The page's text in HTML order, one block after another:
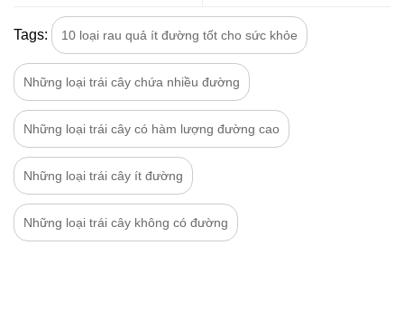
Tags: 10 loại rau quả ít đường tốt cho sức khỏe
Những loại trái cây chứa nhiều đường
Những loại trái cây có hàm lượng đường cao
Những loại trái cây ít đường
Những loại trái cây không có đường